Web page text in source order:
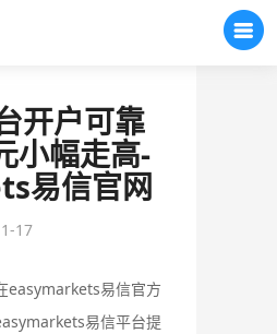
开户可靠
小幅走高-
易信官网
17
easymarkets易信官方
易信平台提